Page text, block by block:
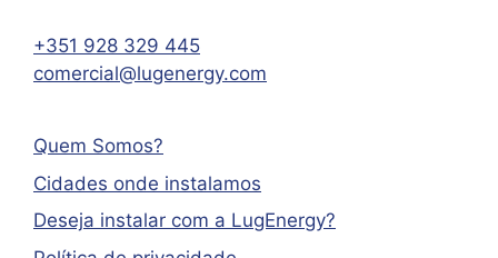
+351 928 329 445
comercial@lugenergy.com
Quem Somos?
Cidades onde instalamos
Deseja instalar com a LugEnergy?